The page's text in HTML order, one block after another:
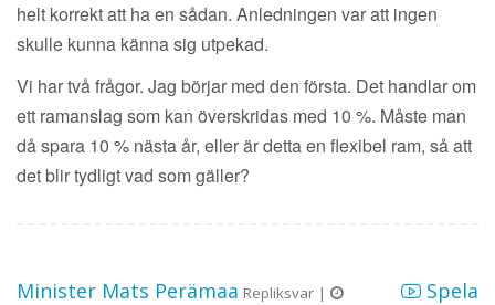
helt korrekt att ha en sådan. Anledningen var att ingen
skulle kunna känna sig utpekad.
Vi har två frågor. Jag börjar med den första. Det handlar om
ett ramanslag som kan överskridas med 10 %. Måste man
då spara 10 % nästa år, eller är detta en flexibel ram, så att
det blir tydligt vad som gäller?
Minister Mats Perämaa Repliksvar |
Spela